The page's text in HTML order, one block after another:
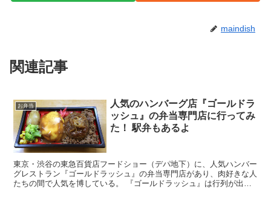
maindish
関連記事
お弁当
人気のハンバーグ店『ゴールドラ
ッシュ』の弁当専門店に行ってみ
た！ 駅弁もあるよ
東京・渋谷の東急百貨店フードショー（デパ地下）に、人気ハンバー
グレストラン『ゴールドラッシュ』の弁当専門店があり、肉好きな人
たちの間で人気を博している。 『ゴールドラッシュ』は行列が出来